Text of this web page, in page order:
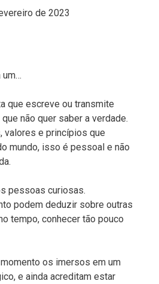
de 2023
um…
que escreve ou transmite
não quer saber a verdade.
valores e princípios que
mundo, isso é pessoal e não
pessoas curiosas.
podem deduzir sobre outras
tempo, conhecer tão pouco
os imersos em um
e ainda acreditam estar